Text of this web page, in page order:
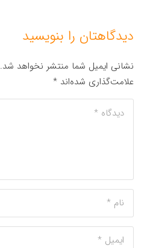
دیدگاهتان را بنویسید
نشانی ایمیل شما منتشر نخواهد شد.
علامت‌گذاری شده‌اند*